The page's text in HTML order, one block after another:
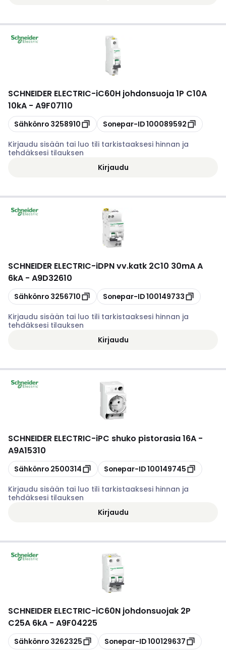
SCHNEIDER ELECTRIC-iC60H johdonsuoja 1P C10A
10kA - A9F07110
Kopioi
Sähkönro 3258910 Kopioi
Sonepar-ID100089592
Kirjaudu sisään tai luo tili tarkistaaksesi hinnan ja
tehdäksesi tilauksen
Kirjaudu
SCHNEIDER ELECTRIC-iDPN vv.katk 2C10 30mA A
6kA - A9D32610
Kopioi
Sähkönro 3256710 Kopioi
Sonepar-ID100149733
Kirjaudu sisään tai luo tili tarkistaaksesi hinnan ja
tehdäksesi tilauksen
Kirjaudu
SCHNEIDER ELECTRIC-iPC shuko pistorasia 16A -
A9A15310
Kopioi
Sähkönro 2500314 Kopioi
Sonepar-ID100149745
Kirjaudu sisään tai luo tili tarkistaaksesi hinnan ja
tehdäksesi tilauksen
Kirjaudu
SCHNEIDER ELECTRIC-iC60N johdonsuojak 2P
C25A 6kA - A9F04225
Kopioi
Sähkönro 3262325 Kopioi
Sonepar-ID100129637